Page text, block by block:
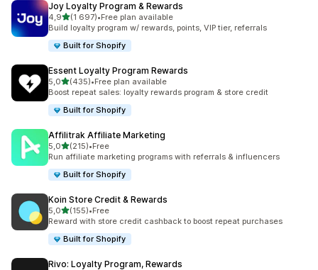
Joy Loyalty Program & Rewards
4,9av 5 stjerner
(1 697)
Totalt 1697 omtaler
•Free plan available
Build loyalty program w/ rewards, points, VIP tier, referrals
Built for Shopify
Essent Loyalty Program Rewards
5,0av 5 stjerner
(435)
Totalt 435 omtaler
•Free plan available
Boost repeat sales: loyalty rewards program & store credit
Built for Shopify
Affilitrak Affiliate Marketing
5,0av 5 stjerner
(215)
Totalt 215 omtaler
•Free
Run affiliate marketing programs with referrals & influencers
Built for Shopify
Koin Store Credit & Rewards
5,0av 5 stjerner
(155)
Totalt 155 omtaler
•Free
Reward with store credit cashback to boost repeat purchases
Built for Shopify
Rivo: Loyalty Program, Rewards